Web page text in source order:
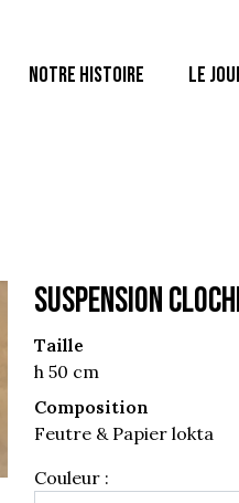
NOTRE HISTOIRE LE
SUSPENSION
Taille
h 50 cm
Composition
Feutre & Papier lokta
Couleur :